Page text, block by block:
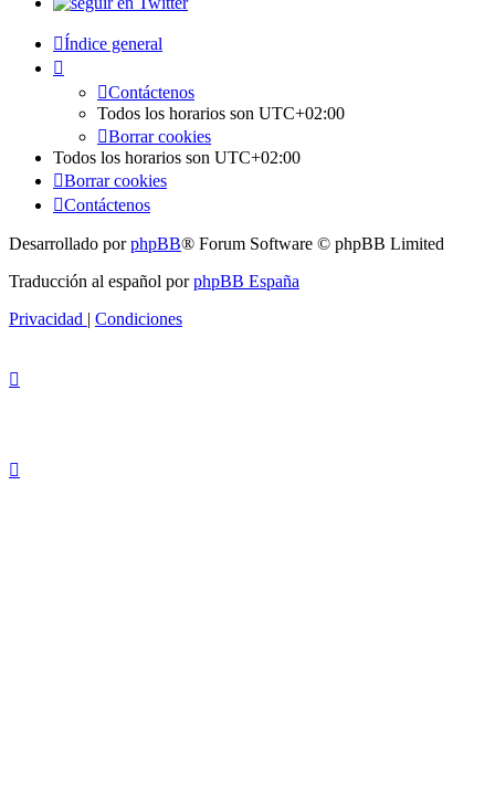
Índice general
Contáctenos
Todos los horarios son UTC+02:00
Borrar cookies
Todos los horarios son UTC+02:00
Borrar cookies
Contáctenos
Desarrollado porphpBB® Forum Software © phpBB Limited
Traducción al español porphpBB España
Privacidad
Condiciones